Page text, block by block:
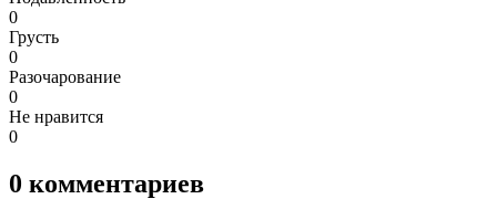
0
Грусть
0
Разочарование
0
Не нравится
0
0 комментариев